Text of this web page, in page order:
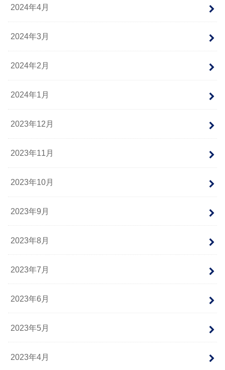
2024年4月
2024年3月
2024年2月
2024年1月
2023年12月
2023年11月
2023年10月
2023年9月
2023年8月
2023年7月
2023年6月
2023年5月
2023年4月